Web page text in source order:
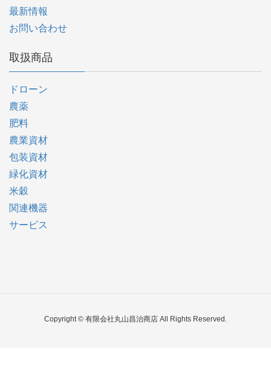
最新情報
お問い合わせ
取扱商品
ドローン
農薬
肥料
農業資材
包装資材
緑化資材
米穀
関連機器
サービス
Copyright © 有限会社丸山昌治商店 All Rights Reserved.